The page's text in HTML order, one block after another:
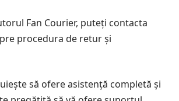
Fan Courier, puteți contacta
procedura de retur și
să ofere asistență completă și